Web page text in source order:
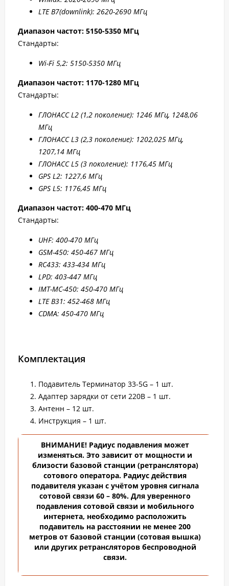
LTE B7(downlink): 2620-2690 МГц
Диапазон частот: 5150-5350 МГц
Стандарты:
Wi-Fi 5,2: 5150-5350 МГц
Диапазон частот: 1170-1280 МГц
Стандарты:
ГЛОНАСС L2 (1,2 поколение): 1246 МГц, 1248,06
МГц
ГЛОНАСС L3 (2,3 поколение): 1202,025 МГц,
1207,14 МГц
ГЛОНАСС L5 (3 поколение): 1176,45 МГц
GPS L2: 1227,6 МГц
GPS L5: 1176,45 МГц
Диапазон частот: 400-470 МГц
Стандарты:
UHF: 400-470 МГц
GSM-450: 450-467 МГц
RC433: 433-434 МГц
LPD: 403-447 МГц
IMT-MC-450: 450-470 МГц
LTE B31: 452-468 МГц
CDMA: 450-470 МГц
Комплектация
Подавитель Терминатор 33-5G – 1 шт.
Адаптер зарядки от сети 220В – 1 шт.
Антенн – 12 шт.
Инструкция – 1 шт.
ВНИМАНИЕ! Радиус подавления может
изменяться. Это зависит от мощности и
близости базовой станции (ретранслятора)
сотового оператора. Радиус действия
подавителя указан с учётом уровня сигнала
сотовой связи 60 – 80%. Для уверенного
подавления сотовой связи и мобильного
интернета, необходимо расположить
подавитель на расстоянии не менее 200
метров от базовой станции (сотовая вышка)
или других ретрансляторов беспроводной
связи.